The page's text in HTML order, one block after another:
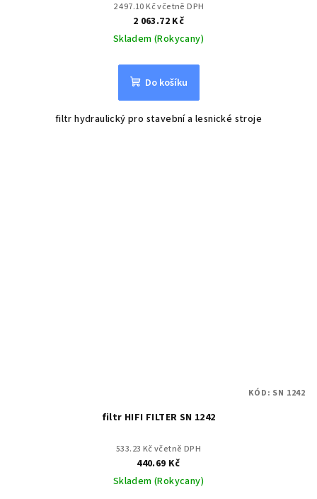
2 497.10 Kč včetně DPH
2 063.72 Kč
Skladem (Rokycany)
Do košíku
filtr hydraulický pro stavební a lesnické stroje
filtr HIFI FILTER SN 1242
533.23 Kč včetně DPH
440.69 Kč
Skladem (Rokycany)
KÓD: SN 1242